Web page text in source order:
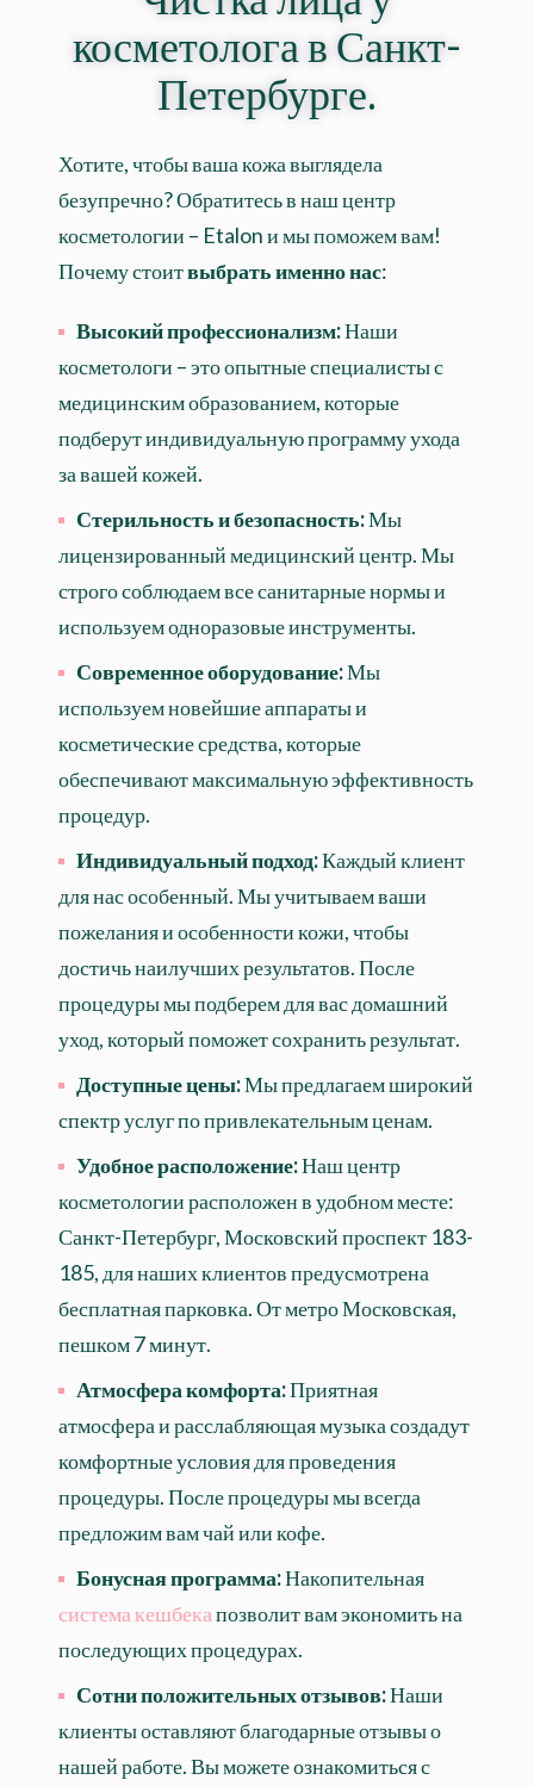
косметолога в Санкт-
Петербурге.
Хотите, чтобы ваша кожа выглядела
безупречно? Обратитесь в наш центр
косметологии – Etalon и мы поможем вам!
Почему стоитвыбрать именно нас:
Высокий профессионализм:Наши
косметологи – это опытные специалисты с
медицинским образованием, которые
подберут индивидуальную программу ухода
за вашей кожей.
Стерильность и безопасность:Мы
лицензированный медицинский центр. Мы
строго соблюдаем все санитарные нормы и
используем одноразовые инструменты.
Современное оборудование:Мы
используем новейшие аппараты и
косметические средства, которые
обеспечивают максимальную эффективность
процедур.
Индивидуальный подход:Каждый клиент
для нас особенный. Мы учитываем ваши
пожелания и особенности кожи, чтобы
достичь наилучших результатов. После
процедуры мы подберем для вас домашний
уход, который поможет сохранить результат.
Доступные цены:Мы предлагаем широкий
спектр услуг по привлекательным ценам.
Удобное расположение:Наш центр
косметологии расположен в удобном месте:
Санкт-Петербург, Московский проспект 183-
185, для наших клиентов предусмотрена
бесплатная парковка. От метро Московская,
пешком 7 минут.
Атмосфера комфорта:Приятная
атмосфера и расслабляющая музыка создадут
комфортные условия для проведения
процедуры. После процедуры мы всегда
предложим вам чай или кофе.
Бонусная программа:Накопительная
система кешбекапозволит вам экономить на
последующих процедурах.
Сотни положительных отзывов:Наши
клиенты оставляют благодарные отзывы о
нашей работе. Вы можете ознакомиться с